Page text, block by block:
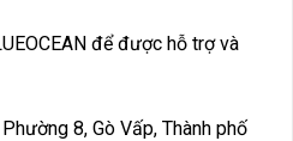
để được hỗ trợ và
8, Gò Vấp, Thành phố